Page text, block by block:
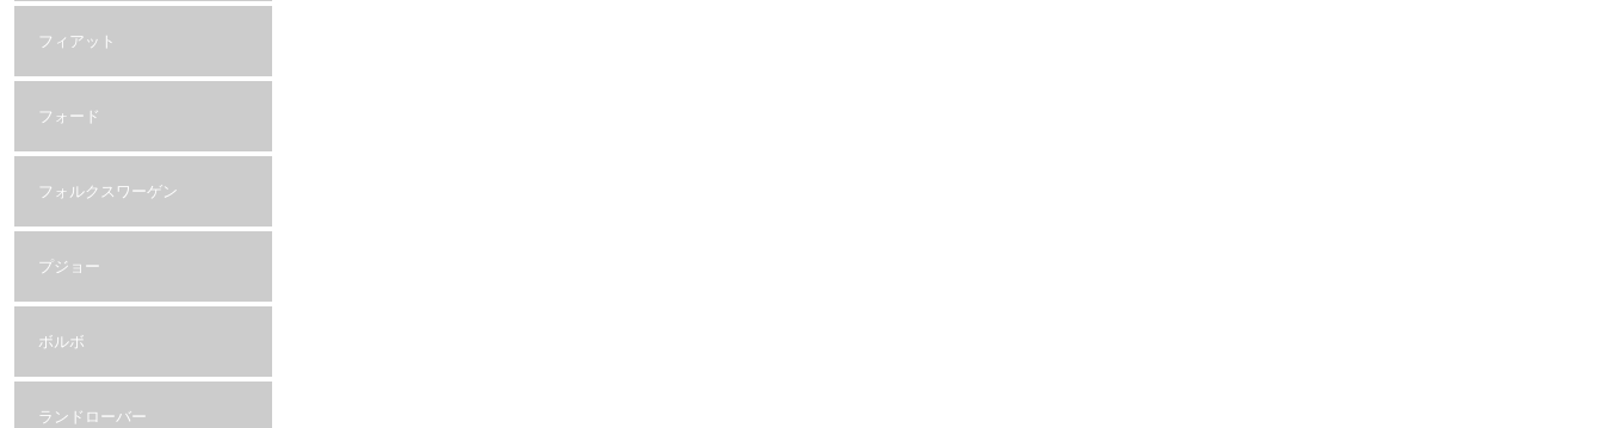
フィアット
フォード
フォルクスワーゲン
プジョー
ボルボ
ランドローバー